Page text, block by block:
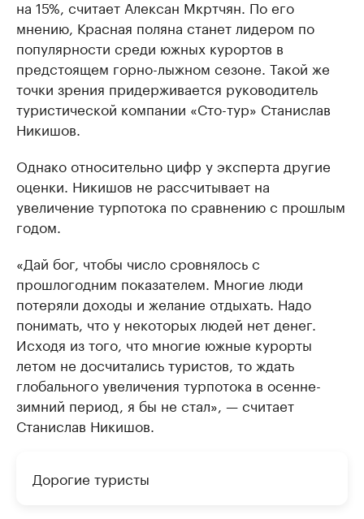
на 15%, считает Алексан Мкртчян. По его
мнению, Красная поляна станет лидером по
популярности среди южных курортов в
предстоящем горно-лыжном сезоне. Такой же
точки зрения придерживается руководитель
туристической компании «Сто-тур» Станислав
Никишов.
Однако относительно цифр у эксперта другие
оценки. Никишов не рассчитывает на
увеличение турпотока по сравнению с прошлым
годом.
«Дай бог, чтобы число сровнялось с
прошлогодним показателем. Многие люди
потеряли доходы и желание отдыхать. Надо
понимать, что у некоторых людей нет денег.
Исходя из того, что многие южные курорты
летом не досчитались туристов, то ждать
глобального увеличения турпотока в осенне-
зимний период, я бы не стал», — считает
Станислав Никишов.
Дорогие туристы